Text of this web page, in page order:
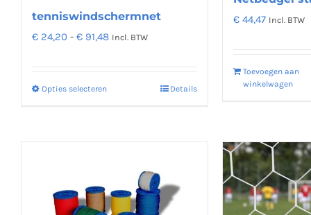
tenniswindschermnet
€ 24,20 - € 91,48Prijsklasse:
Incl. BTW
Opties selecterenDit
variaties.
Deze
optie
Details
€ 44,47 Incl. BTW
Toevoegen aan
winkelwagen